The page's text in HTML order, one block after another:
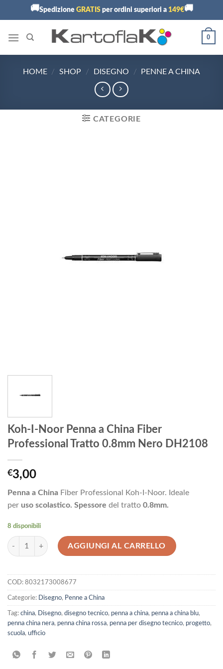
🚚Spedizione GRATISper ordini superiori a 149€🚚
0
HOME / SHOP / DISEGNO / PENNE A CHINA
CATEGORIE
Koh-I-Noor Penna a China Fiber
Professional Tratto 0.8mm Nero DH2108
€3,00
Penna a China Fiber Professional Koh-I-Noor. Ideale
per uso scolastico. Spessore del tratto 0.8mm.
8 disponibili
Koh-I-Noor Penna a China Fiber Professional Tratto 0.8mm Nero
AGGIUNGI AL CARRELLO
COD: 8032173008677
Categorie: Disegno, Penne a China
Tag: china, Disegno, disegno tecnico, penna a china, penna a china blu,
penna china nera, penna china rossa, penna per disegno tecnico, progetto,
scuola, ufficio